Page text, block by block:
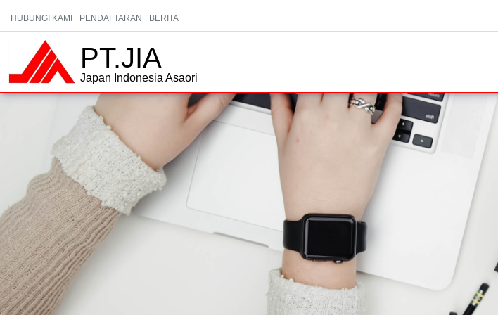
HUBUNGI KAMI PENDAFTARAN BERITA
PT.JIA
Japan Indonesia Asaori